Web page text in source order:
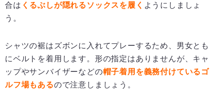
合は くるぶしが隠れるソックスを履く ようにしましょ
う。
シャツの裾はズボンに入れてプレーするため、男女とも
にベルトを着用します。形の指定はありませんが、キャ
ップやサンバイザーなどの帽子着用を義務付けているゴ
ルフ場もあるので注意しましょう。